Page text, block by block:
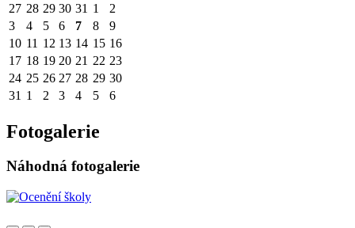
27 28 29 30 31 1
2
3
4 5 6 7 8
9
10 11 12 13 14 15 16
17 18 19 20 21 22 23
24 25 26 27 28 29 30
31 1 2 3 4 5 6
Fotogalerie
Náhodná fotogalerie